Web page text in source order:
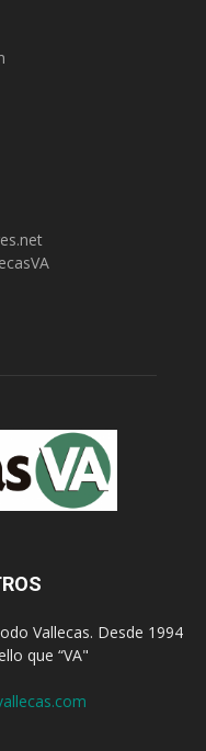
Vallecas. Desde 1994
que “VA"